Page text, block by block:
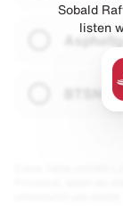
Sobald
listen